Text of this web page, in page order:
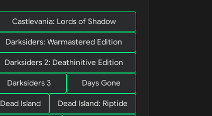
Castlevania: Lords of Shadow
Darksiders: Warmastered Edition
Darksiders 2: Deathinitive Edition
Darksiders 3 Days Gone
Dead Island Dead Island: Riptide